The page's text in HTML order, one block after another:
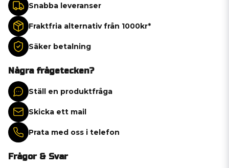
Snabba leveranser
Fraktfria alternativ från 1000kr*
Säker betalning
Några frågetecken?
Ställ en produktfråga
Skicka ett mail
Prata med oss i telefon
Frågor & Svar